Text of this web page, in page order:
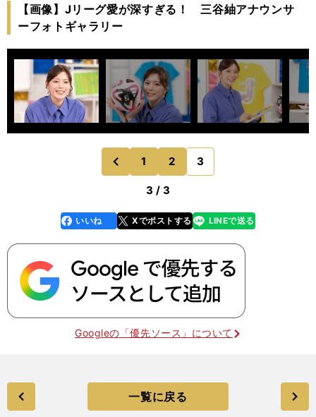
【画像】Jリーグ愛が深すぎる！ 三谷紬アナウンサ
ーフォトギャラリー
前
のページへ
1 2 3
3 / 3
faceboo
k
いいね Xでポストする
line LINEで送る
Googleの「優先ソース」について
一覧に戻る